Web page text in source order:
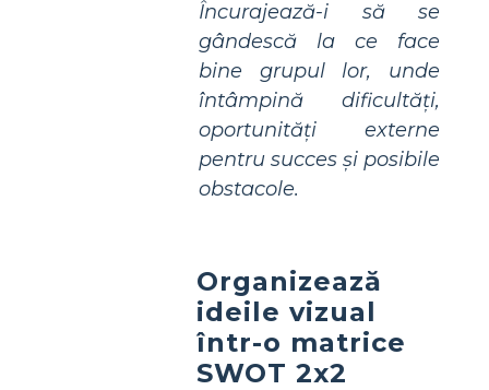
Încurajează-i să se
gândescă la ce face
bine grupul lor, unde
întâmpină dificultăți,
oportunități externe
pentru succes și posibile
obstacole.
Organizează
ideile vizual
într-o matrice
SWOT 2x2